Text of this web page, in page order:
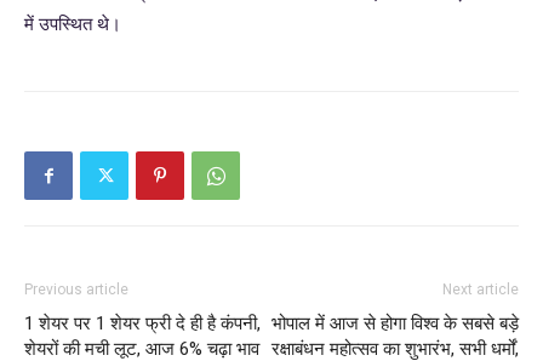
में उपस्थित थे।
Previous article
1 शेयर पर 1 शेयर फ्री दे ही है कंपनी,
शेयरों की मची लूट, आज 6% चढ़ा भाव
Next article
भोपाल में आज से होगा विश्व के सबसे बड़े
रक्षाबंधन महोत्सव का शुभारंभ, सभी धर्मों,